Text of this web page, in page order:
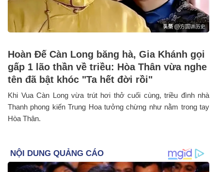
Hoàn Đế Càn Long băng hà, Gia Khánh gọi
gấp 1 lão thần về triều: Hòa Thân vừa nghe
tên đã bật khóc "Ta hết đời rồi"
Khi Vua Càn Long vừa trút hơi thở cuối cùng, triều đình nhà
Thanh phong kiến Trung Hoa tưởng chừng như nằm trong tay
Hòa Thân.